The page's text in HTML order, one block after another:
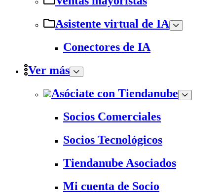
Asistente virtual de IA
Conectores de IA
Ver más
Asóciate con Tiendanube
Socios Comerciales
Socios Tecnológicos
Tiendanube Asociados
Mi cuenta de Socio